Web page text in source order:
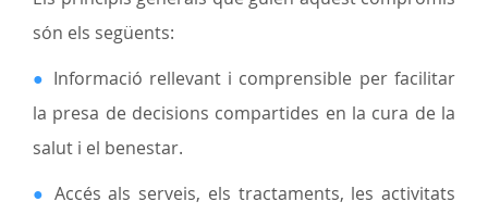
són els següents:
● Informació rellevant i comprensible per facilitar
la presa de decisions compartides en la cura de la
salut i el benestar.
● Accés als serveis, els tractaments, les activitats